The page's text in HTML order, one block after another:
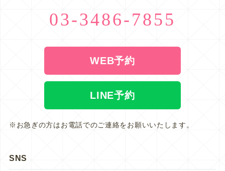
03-3486-7855
WEB予約
LINE予約
※お急ぎの方はお電話でのご連絡をお願いいたします。
SNS